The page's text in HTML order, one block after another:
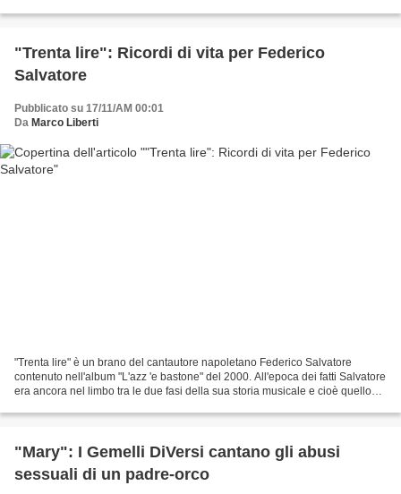
"Trenta lire": Ricordi di vita per Federico
Salvatore
Pubblicato su 17/11/AM 00:01
Da Marco Liberti
"Trenta lire" è un brano del cantautore napoletano Federico Salvatore
contenuto nell'album "L'azz 'e bastone" del 2000. All'epoca dei fatti Salvatore
era ancora nel limbo tra le due fasi della sua storia musicale e cioè quello
"Mary": I Gemelli DiVersi cantano gli abusi
sessuali di un padre-orco